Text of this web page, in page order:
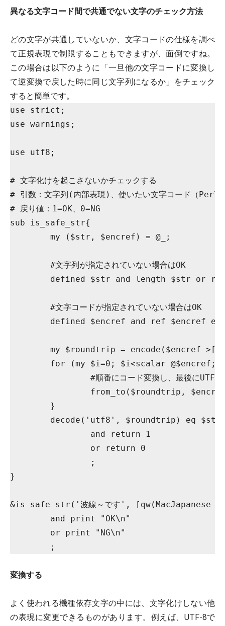
異なる文字コード間で共通でない文字のチェック方法
どの文字が共通していないか、文字コードの仕様を調べ
て正規表現で制限することもできますが、面倒ですね。
この場合は以下のように「一旦他の文字コードに変換し
て逆変換で戻した時に同じ文字列になるか」をチェック
すると簡単です。
use strict;
use warnings;
use utf8;
# 文字化けを起こさないかチェックする
# 引数：文字列(内部表現)、使いたい文字コード（Perl
# 戻り値：1=OK、0=NG
sub is_safe_str{
}
&is_safe_str('波線～です', [qw(MacJapanese
	;
変換する
よく使われる機種依存文字の中には、文字化けしない他
の表現に変更できるものがあります。例えば、UTF-8で